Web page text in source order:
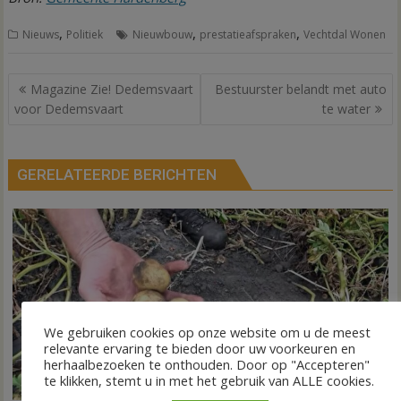
Nieuws, Politiek Nieuwbouw, prestatieafspraken,Vechtdal Wonen
Bericht
navigatie
Magazine Zie! Dedemsvaart
voor Dedemsvaart
Bestuurster belandt met auto
te water
GERELATEERDE BERICHTEN
We gebruiken cookies op onze website om u de meest
relevante ervaring te bieden door uw voorkeuren en
herhaalbezoeken te onthouden. Door op "Accepteren"
te klikken, stemt u in met het gebruik van ALLE cookies.